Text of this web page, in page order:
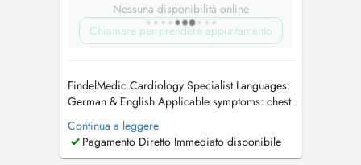
Nessuna disponibilità online
Chiamare per prendere appuntamento
FindelMedic Cardiology Specialist Languages:
German & English Applicable symptoms: chest
pain, palpitations or irregular heartbeat,
shortness of breath, reduced exercise
tolerance, dizziness or syncope, and peripheral
Continua a leggere
Pagamento Diretto Immediato disponibile